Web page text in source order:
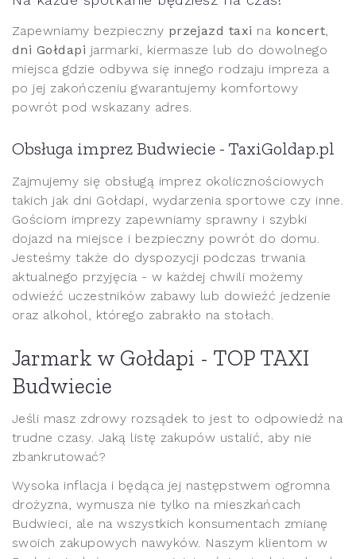
Zapewniamy bezpieczny przejazd taxi na koncert,
dni Gołdapi jarmarki, kiermasze lub do dowolnego
miejsca gdzie odbywa się innego rodzaju impreza a
po jej zakończeniu gwarantujemy komfortowy
powrót pod wskazany adres.
Obsługa imprez Budwiecie - TaxiGoldap.pl
Zajmujemy się obsługą imprez okolicznościowych
takich jak dni Gołdapi, wydarzenia sportowe czy inne.
Gościom imprezy zapewniamy sprawny i szybki
dojazd na miejsce i bezpieczny powrót do domu.
Jesteśmy także do dyspozycji podczas trwania
aktualnego przyjęcia - w każdej chwili możemy
odwieźć uczestników zabawy lub dowieźć jedzenie
oraz alkohol, którego zabrakło na stołach.
Jarmark w Gołdapi - TOP TAXI
Budwiecie
Jeśli masz zdrowy rozsądek to jest to odpowiedź na
trudne czasy. Jaką listę zakupów ustalić, aby nie
zbankrutować?
Wysoka inflacja i będąca jej następstwem ogromna
drożyzna, wymusza nie tylko na mieszkańcach
Budwieci, ale na wszystkich konsumentach zmianę
swoich zakupowych nawyków. Naszym klientom w